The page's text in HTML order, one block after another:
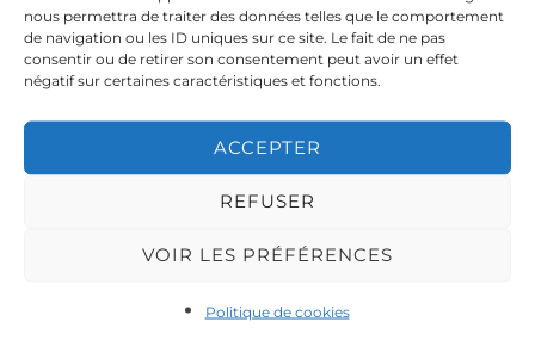
nous permettra de traiter des données telles que le comportement
de navigation ou les ID uniques sur ce site. Le fait de ne pas
consentir ou de retirer son consentement peut avoir un effet
négatif sur certaines caractéristiques et fonctions.
ACCEPTER
REFUSER
VOIR LES PRÉFÉRENCES
Politique de cookies
Photo
@emilioknx_photography
Photo
@emilioknx_photography
@emilioknx_photography
@emilioknx_photography
@emilioknx_photography
@emilioknx_photography